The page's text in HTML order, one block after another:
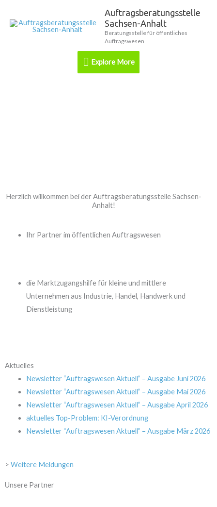
Inhalt
Auftragsberatungsstelle
Sachsen-Anhalt
Beratungsstelle für öffentliches
Auftragswesen
Explore
More
Explore More
Herzlich willkommen bei der Auftragsberatungsstelle Sachsen-
Anhalt!
Ihr Partner im öffentlichen Auftragswesen
die Marktzugangshilfe für kleine und mittlere
Unternehmen aus Industrie, Handel, Handwerk und
Dienstleistung
Aktuelles
Newsletter “Auftragswesen Aktuell” – Ausgabe Juni 2026
Newsletter “Auftragswesen Aktuell” – Ausgabe Mai 2026
Newsletter “Auftragswesen Aktuell” – Ausgabe April 2026
aktuelles Top-Problem: KI-Verordnung
Newsletter “Auftragswesen Aktuell” – Ausgabe März 2026
> Weitere Meldungen
Unsere Partner